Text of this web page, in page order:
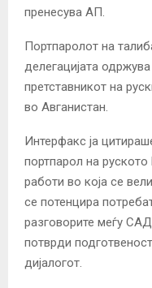
пренесува АП.
Портпаролот на
делегацијата
претставникот на
во Авганистан.
Интерфакс ја
портпарол на
работи во која се
се потенцира
разговорите меѓу
потврди
дијалогот.